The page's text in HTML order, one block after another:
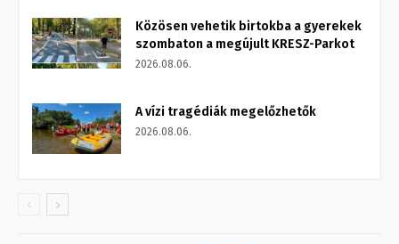
Közösen vehetik birtokba a gyerekek
szombaton a megújult KRESZ-Parkot
2026.08.06.
A vízi tragédiák megelőzhetők
2026.08.06.